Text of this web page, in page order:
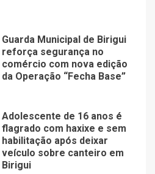
Guarda Municipal de Birigui
reforça segurança no
comércio com nova edição
da Operação “Fecha Base”
Adolescente de 16 anos é
flagrado com haxixe e sem
habilitação após deixar
veículo sobre canteiro em
Birigui